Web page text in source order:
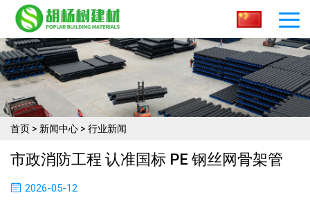
首页 > 新闻中心 > 行业新闻
市政消防工程 认准国标 PE 钢丝网骨架管
2026-05-12